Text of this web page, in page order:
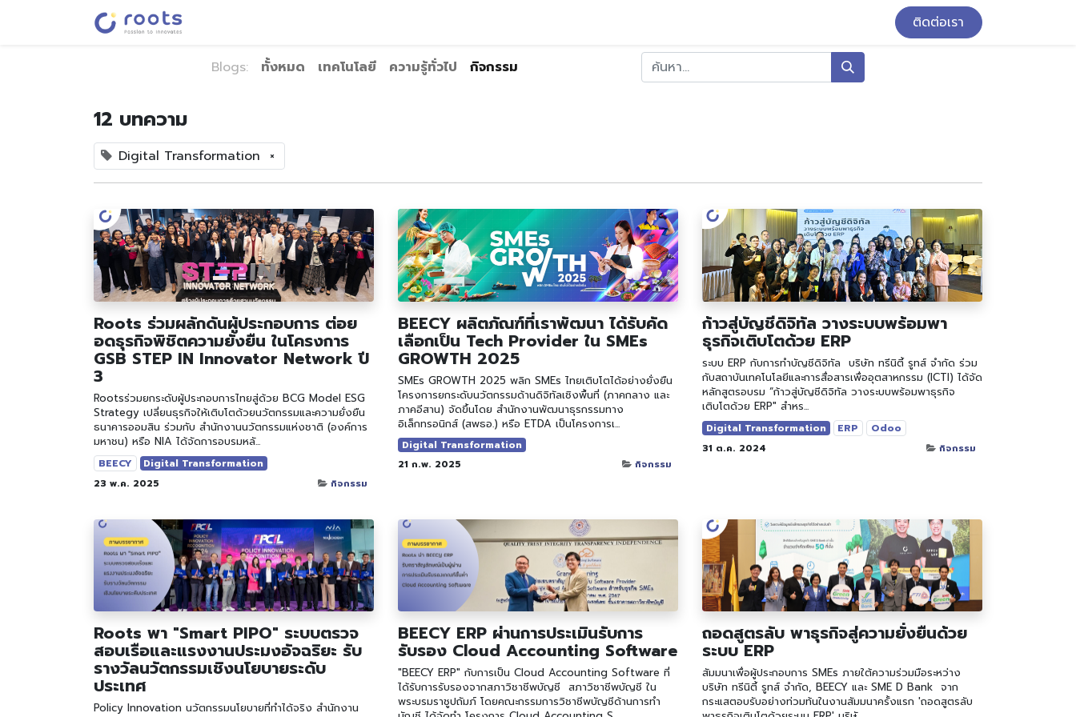
ติดต่อเรา
Blogs: ทั้งหมด เทคโนโลยี ความรู้ทั่วไป กิจกรรม
12 บทความ
Digital Transformation ×
Roots ร่วมผลักดันผู้ประกอบการ ต่อย
อดธุรกิจพิชิตความยั่งยืน ในโครงการ
GSB STEP IN Innovator Network ปี
3
Rootsร่วมยกระดับผู้ประกอบการไทยสู่ด้วย BCG Model ESG
Strategy เปลี่ยนธุรกิจให้เติบโตด้วยนวัตกรรมและความยั่งยืน ​ ​
ธนาคารออมสิน ร่วมกับ สำนักงานนวัตกรรมแห่งชาติ (องค์การ
มหาชน) หรือ NIA ได้จัดการอบรมหลั...
BEECY Digital Transformation
23 พ.ค. 2025 กิจกรรม
BEECY ผลิตภัณฑ์ที่เราพัฒนา ได้รับคัด
เลือกเป็น Tech Provider ใน SMEs
GROWTH 2025
SMEs GROWTH 2025 พลิก SMEs ไทยเติบโตได้อย่างยั่งยืน ​
โครงการยกระดับนวัตกรรมด้านดิจิทัลเชิงพื้นที่ (ภาคกลาง และ
ภาคอีสาน) จัดขึ้นโดย สำนักงานพัฒนาธุรกรรมทาง
อิเล็กทรอนิกส์ (สพธอ.) หรือ ETDA เป็นโครงการเ...
Digital Transformation
21 ก.พ. 2025 กิจกรรม
ก้าวสู่บัญชีดิจิทัล วางระบบพร้อมพา
ธุรกิจเติบโตด้วย ERP
ระบบ ERP กับการทำบัญชีดิจิทัล ​ ​​บริษัท ทรีนิตี้ รูทส์ จำกัด ร่วม
กับสถาบันเทคโนโลยีและการสื่อสารเพื่ออุตสาหกรรม (ICTI) ได้จัด
หลักสูตรอบรม “ก้าวสู่บัญชีดิจิทัล วางระบบพร้อมพาธุรกิจ
เติบโตด้วย ERP" สำหร...
Digital Transformation ERP Odoo
31 ต.ค. 2024 กิจกรรม
Roots พา "Smart PIPO" ระบบตรวจ
สอบเรือและแรงงานประมงอัจฉริยะ รับ
รางวัลนวัตกรรมเชิงนโยบายระดับ
ประเทศ
Policy Innovation นวัตกรรมนโยบายที่ทำได้จริง สํานักงาน
BEECY ERP ผ่านการประเมินรับการ
รับรอง Cloud Accounting Software
"BEECY ERP" กับการเป็น Cloud Accounting Software ที่
ได้รับการรับรองจาก​สภาวิชาชีพบัญชี ​ ​สภาวิชาชีพบัญชี ใน
พระบรมราชูปถัมภ์ โดยคณะกรรมการวิชาชีพบัญชีด้านการทำ
ถอดสูตรลับ พาธุรกิจสู่ความยั่งยืนด้วย
ระบบ ERP
สัมมนาเพื่อผู้ประกอบการ SMEs ภายใต้ความร่วมมือระหว่าง
บริษัท ทรีนิตี้ รูทส์ จำกัด, BEECY และ SME D Bank ​ ​​จาก
กระแสตอบรับอย่างท่วมท้นในงานสัมมนาครั้งแรก 'ถอดสูตรลับ